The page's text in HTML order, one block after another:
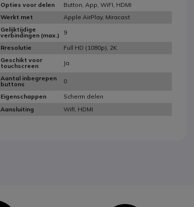
Opties voor delen
Button, App, WiFI, HDMI
Werkt met
Apple AirPlay, Miracast
Gelijktijdige
verbindingen (max.)
9
Rresolutie
Full HD (1080p), 2K
Geschikt voor
touchscreen
Ja
Aantal inbegrepen
buttons
0
Eigenschappen
Scherm delen
Aansluiting
Wifi, HDMI